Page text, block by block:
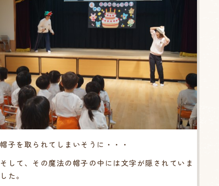
帽子を取られてしまいそうに・・・
そして、その魔法の帽子の中には文字が隠されていま
した。